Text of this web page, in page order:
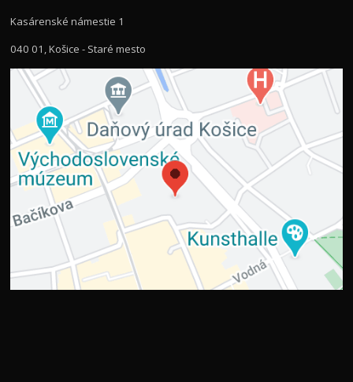
Kasárenské námestie 1
040 01, Košice - Staré mesto